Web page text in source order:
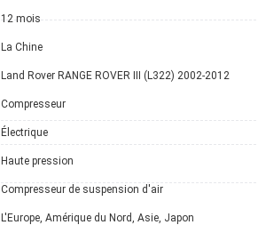
12 mois
La Chine
Land Rover RANGE ROVER III (L322) 2002-2012
Compresseur
Électrique
Haute pression
Compresseur de suspension d'air
L'Europe, Amérique du Nord, Asie, Japon